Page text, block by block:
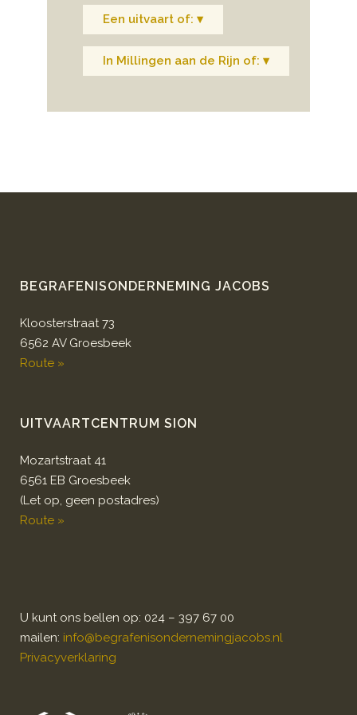
Een uitvaart of: ▾
In Millingen aan de Rijn of: ▾
BEGRAFENISONDERNEMING JACOBS
Kloosterstraat 73
6562 AV Groesbeek
Route »
UITVAARTCENTRUM SION
Mozartstraat 41
6561 EB Groesbeek
(Let op, geen postadres)
Route »
U kunt ons bellen op: 024 – 397 67 00
mailen: info@begrafenisondernemingjacobs.nl
Privacyverklaring